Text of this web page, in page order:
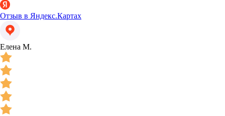
Отзыв в Яндекс.Картах
Елена М.